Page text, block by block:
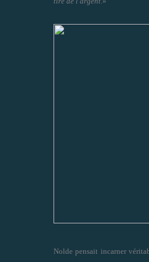
Nolde pensait incarner